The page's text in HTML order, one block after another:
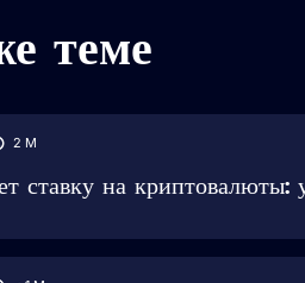
теме
2 M
ставку на криптовалюты: